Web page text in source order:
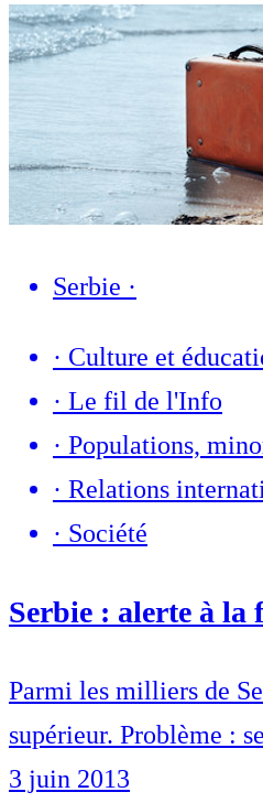
Serbie ·
· Culture et
· Le fil de l'Info
· Populations,
· Relations
· Société
Serbie : alerte à la
Parmi les milliers de
supérieur. Problème :
3 juin 2013